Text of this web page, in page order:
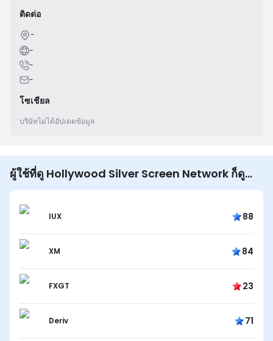
ติดต่อ
-
-
-
-
โซเชียล
บริษัทไม่ได้อัปเดตข้อมูล
ผู้ใช้ที่ดู Hollywood Silver Screen Network ก็ดู...
IUX 88
XM 84
FXGT 23
Deriv 71